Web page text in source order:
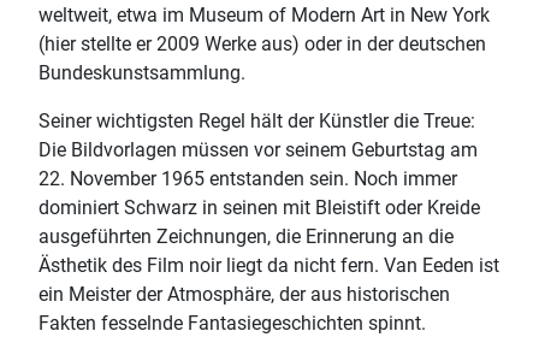
weltweit, etwa im Museum of Modern Art in New York
(hier stellte er 2009 Werke aus) oder in der deutschen
Bundeskunstsammlung.
Seiner wichtigsten Regel hält der Künstler die Treue:
Die Bildvorlagen müssen vor seinem Geburtstag am
22. November 1965 entstanden sein. Noch immer
dominiert Schwarz in seinen mit Bleistift oder Kreide
ausgeführten Zeichnungen, die Erinnerung an die
Ästhetik des Film noir liegt da nicht fern. Van Eeden ist
ein Meister der Atmosphäre, der aus historischen
Fakten fesselnde Fantasiegeschichten spinnt.